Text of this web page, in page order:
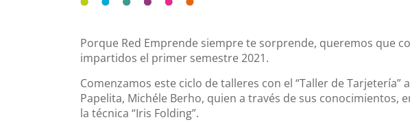
Porque Red Emprende siempre te sorprende, queremos que
impartidos el primer semestre 2021.
Comenzamos este ciclo de talleres con el “Taller de
Papelita, Michéle Berho, quien a través de sus conocimientos,
la técnica “Iris Folding”.